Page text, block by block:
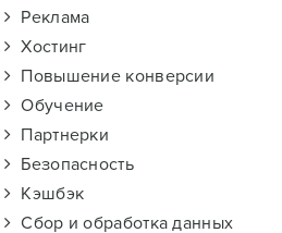
Реклама
Хостинг
Повышение конверсии
Обучение
Партнерки
Безопасность
Кэшбэк
Сбор и обработка данных